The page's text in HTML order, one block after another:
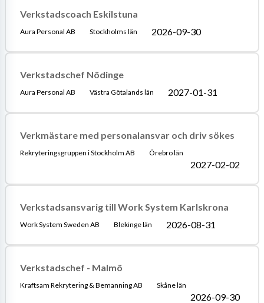
Verkstadscoach Eskilstuna
Aura Personal AB Stockholms län 2026-09-30
Verkstadschef Nödinge
Aura Personal AB Västra Götalands län 2027-01-31
Verkmästare med personalansvar och driv sökes
Rekryteringsgruppen i Stockholm AB Örebro län
2027-02-02
Verkstadsansvarig till Work System Karlskrona
Work System Sweden AB Blekinge län 2026-08-31
Verkstadschef - Malmö
Kraftsam Rekrytering & Bemanning AB Skåne län
2026-09-30